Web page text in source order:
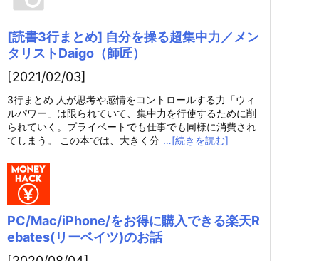
[読書3行まとめ] 自分を操る超集中力／メン
タリストDaigo（師匠）
[2021/02/03]
3行まとめ 人が思考や感情をコントロールする力「ウィ
ルパワー」は限られていて、集中力を行使するために削
られていく。プライベートでも仕事でも同様に消費され
てしまう。 この本では、大きく分 …[続きを読む]
PC/Mac/iPhone/をお得に購入できる楽天R
ebates(リーベイツ)のお話